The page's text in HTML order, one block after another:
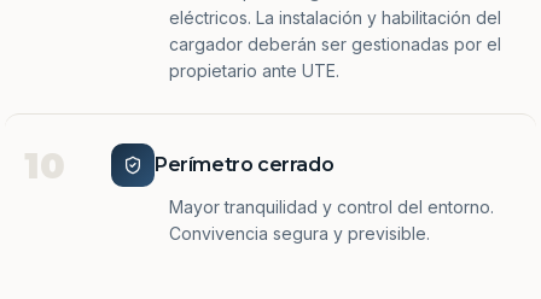
eléctricos. La instalación y habilitación del
cargador deberán ser gestionadas por el
propietario ante UTE.
10 Perímetro cerrado
Mayor tranquilidad y control del entorno.
Convivencia segura y previsible.